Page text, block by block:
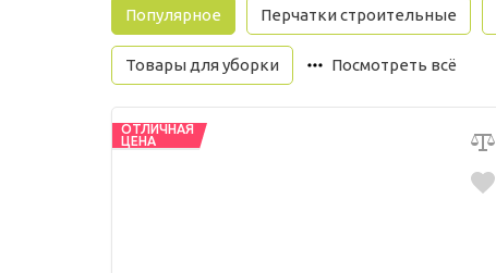
Популярное Перчатки строительные
Товары для уборки Посмотреть всё
ОТЛИЧНАЯ
ЦЕНА